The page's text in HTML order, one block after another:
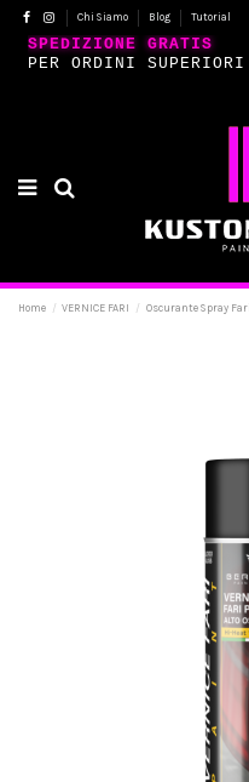
Chi Siamo Blog Tutorial
SPEDIZIONE GRATIS
PER ORDINI
Home VERNICE FARI Oscurante Spray